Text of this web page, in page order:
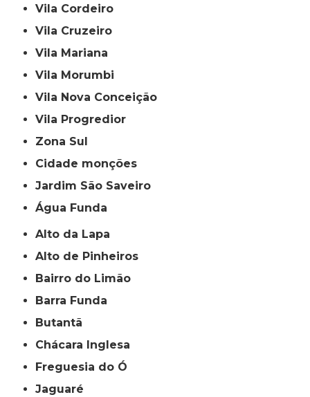
Vila Cordeiro
Vila Cruzeiro
Vila Mariana
Vila Morumbi
Vila Nova Conceição
Vila Progredior
Zona Sul
cidade monções
jardim São Saveiro
Água Funda
Alto da Lapa
Alto de Pinheiros
Bairro do Limão
Barra Funda
Butantã
Chácara Inglesa
Freguesia do Ó
Jaguaré